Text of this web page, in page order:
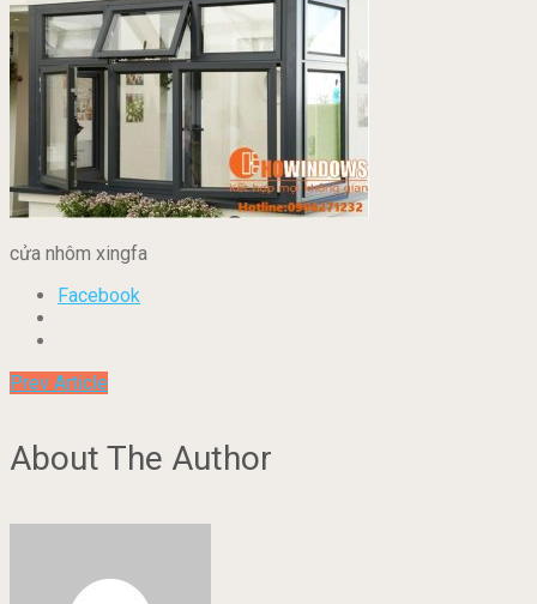
cửa nhôm xingfa
Facebook
Prev Article
About The Author